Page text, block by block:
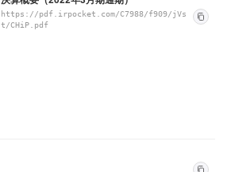
https://pdf.irpocket.com/C7988/f909/jVs
t/CHiP.pdf